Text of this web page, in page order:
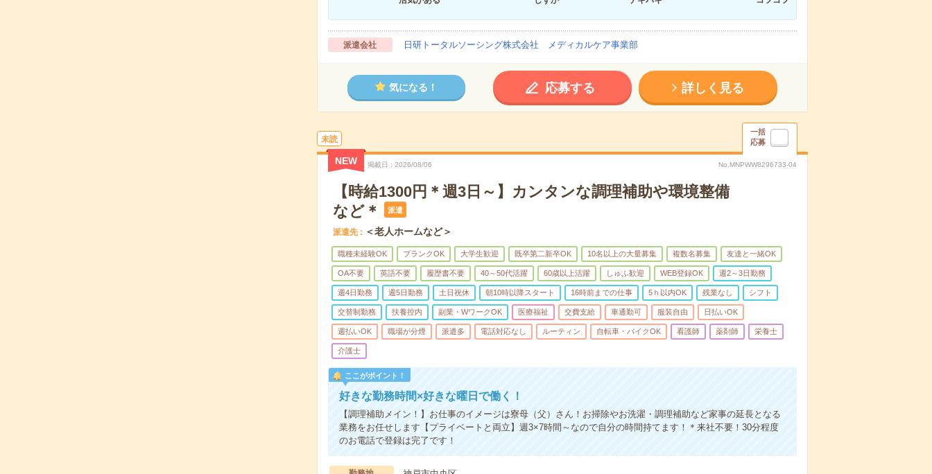
派遣会社 日研トータルソーシング株式会社 メディカルケア事業部
気になる！ 応募する 詳しく見る
未読
一括
応募
NEW 掲載日 2026/08/06 No.MNPWW8296733-04
【時給1300円＊週3日～】カンタンな調理補助や環境整備
など＊
派遣
派遣先 ＜老人ホームなど＞
職種未経験OK ブランクOK 大学生歓迎 既卒第二新卒OK 10名以上の大量募集 複数名募集 友達と一緒OK
OA不要 英語不要 履歴書不要 40～50代活躍 60歳以上活躍 しゅふ歓迎 WEB登録OK 週2～3日勤務
週4日勤務 週5日勤務 土日祝休 朝10時以降スタート 16時前までの仕事 5ｈ以内OK 残業なし シフト
交替制勤務 扶養控内 副業・WワークOK 医療福祉 交費支給 車通勤可 服装自由 日払いOK
週払いOK 職場が分煙 派遣多 電話対応なし ルーティン 自転車・バイクOK 看護師 薬剤師 栄養士
介護士
ここがポイント！
好きな勤務時間×好きな曜日で働く！
【調理補助メイン！】お仕事のイメージは寮母（父）さん！お掃除やお洗濯・調理補助など家事の延長となる
業務をお任せします【プライベートと両立】週3×7時間～なので自分の時間持てます！＊来社不要！30分程度
のお電話で登録は完了です！